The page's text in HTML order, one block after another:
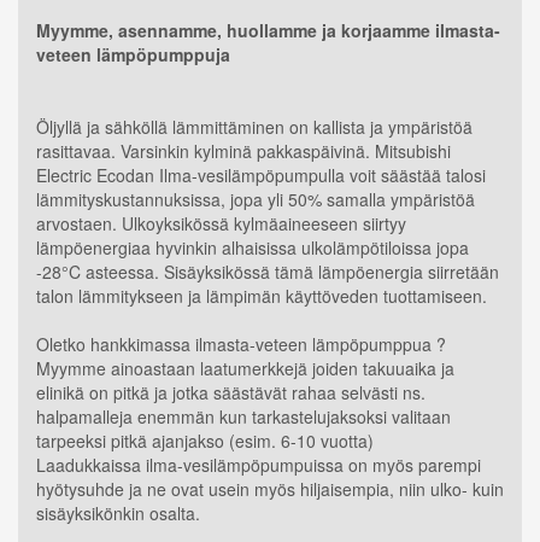
Myymme, asennamme, huollamme ja korjaamme ilmasta-
veteen lämpöpumppuja
Öljyllä ja sähköllä lämmittäminen on kallista ja ympäristöä
rasittavaa. Varsinkin kylminä pakkaspäivinä. Mitsubishi
Electric Ecodan Ilma-vesilämpöpumpulla voit säästää talosi
lämmityskustannuksissa, jopa yli 50% samalla ympäristöä
arvostaen. Ulkoyksikössä kylmäaineeseen siirtyy
lämpöenergiaa hyvinkin alhaisissa ulkolämpötiloissa jopa
-28°C asteessa. Sisäyksikössä tämä lämpöenergia siirretään
talon lämmitykseen ja lämpimän käyttöveden tuottamiseen.
Oletko hankkimassa ilmasta-veteen lämpöpumppua ?
Myymme ainoastaan laatumerkkejä joiden takuuaika ja
elinikä on pitkä ja jotka säästävät rahaa selvästi ns.
halpamalleja enemmän kun tarkastelujaksoksi valitaan
tarpeeksi pitkä ajanjakso (esim. 6-10 vuotta)
Laadukkaissa ilma-vesilämpöpumpuissa on myös parempi
hyötysuhde ja ne ovat usein myös hiljaisempia, niin ulko- kuin
sisäyksikönkin osalta.